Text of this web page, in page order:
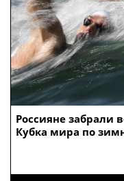
Россияне забрали
Кубка мира по